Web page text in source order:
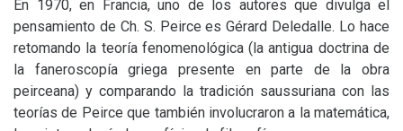
En 1970, en Francia, uno de los autores que divulga el
pensamiento de Ch. S. Peirce es Gérard Deledalle. Lo hace
retomando la teoría fenomenológica (la antigua doctrina de
la faneroscopía griega presente en parte de la obra
peirceana) y comparando la tradición saussuriana con las
teorías de Peirce que también involucraron a la matemática,